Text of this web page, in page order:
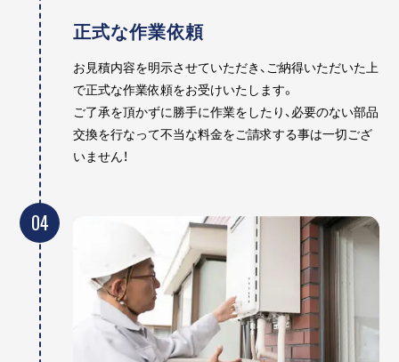
正式な作業依頼
お見積内容を明示させていただき、ご納得いただいた上
で正式な作業依頼をお受けいたします。
ご了承を頂かずに勝手に作業をしたり、必要のない部品
交換を行なって不当な料金をご請求する事は一切ござ
いません！
04